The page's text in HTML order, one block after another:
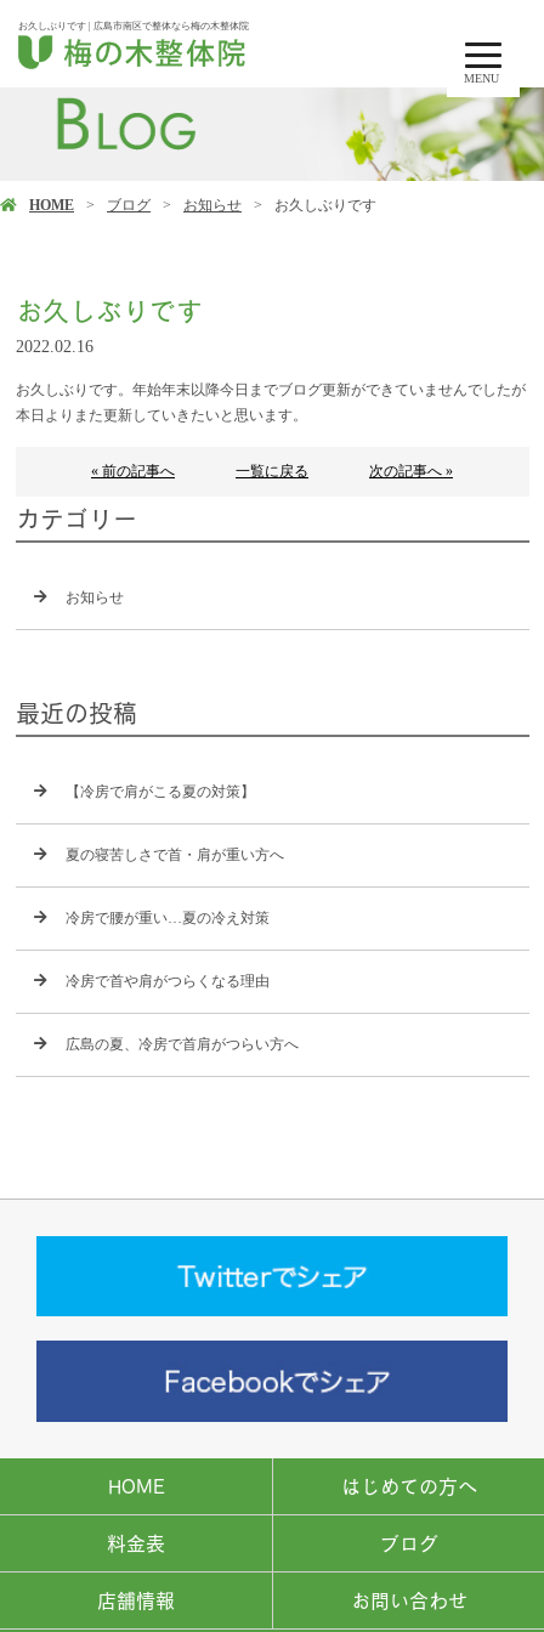
MENU
お久しぶりです | 広島市南区で整体なら梅の木整体院
HOME ブログ お知らせ お久しぶりです
お久しぶりです
2022.02.16
お久しぶりです。年始年末以降今日までブログ更新ができていませんでしたが
本日よりまた更新していきたいと思います。
« 前の記事へ 一覧に戻る 次の記事へ »
カテゴリー
お知らせ
最近の投稿
【冷房で肩がこる夏の対策】
夏の寝苦しさで首・肩が重い方へ
冷房で腰が重い…夏の冷え対策
冷房で首や肩がつらくなる理由
広島の夏、冷房で首肩がつらい方へ
HOME はじめての方へ
料金表 ブログ
店舗情報 お問い合わせ